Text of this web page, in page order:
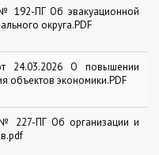
192-ПГ Об эвакуационной
округа.PDF
24.03.2026 О повышении
объектов экономики.PDF
227-ПГ Об организации и